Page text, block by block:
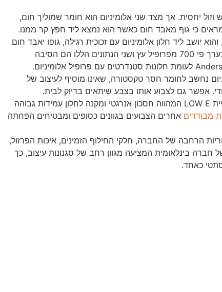
וזול יחסית. אך מצד שני אלומיניום הוא חומר שמוליך חום,
מראים כי גוף מאבד חום כאשר הוא נמצא ליד חפץ קר ממנו.
ליד חלון אלומיניום עם זכוכית רגילה, גופו יאבד חום
לטובת מסגרת החלון. בנוסף, פרופיל אלומיניום מוליך חום בערך פי 700 מפרופיל עץ ושני הנתונים הללו הם הסיבה
נחשב לחומר חסר טקסטורה, שאינו מוסיף לעיצוב של
אפשר גם לצבוע אותו בצבע שיתאים בדיוק לבית.
בחלונות אנדרסן נעשה שימוש בייצור זגוגית כפולה בטכנולוגיית LOW E המהווה חסכון אנרגטי ומקנה לחלון עמידות גבוהה
מבודדים אחרים הצבועים בגוונים כסופים ומבטיחים הפחתה
הרחבה של החברה, חלקי החילוף הזמינים, איכות הפרזול,
חברה בינלאומית המציעה מגוון רחב של סגנונות עיצוב, כך
כאחד.